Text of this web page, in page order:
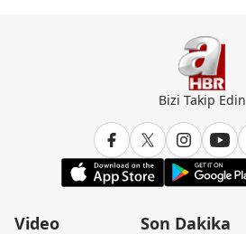
Bizi Takip Edin
Video
Son Dakika